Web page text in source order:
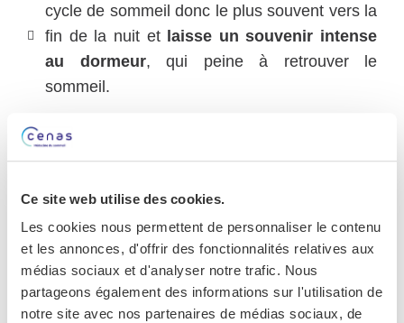
Ce site web utilise des cookies.
Les cookies nous permettent de personnaliser le contenu
et les annonces, d'offrir des fonctionnalités relatives aux
médias sociaux et d'analyser notre trafic. Nous
partageons également des informations sur l'utilisation de
notre site avec nos partenaires de médias sociaux, de
cycle de sommeil donc le plus souvent vers la
fin de la nuit et laisse un souvenir intense
au dormeur, qui peine à retrouver le
sommeil.
mouvements violents
plutôt les hommes âgés de plus de 50 ans, ils
peuvent être les prémices d’une maladie
dégénérative.
Les paralysies du sommeil: sensations dene
plus pouvoir bougerou parler (surtout en